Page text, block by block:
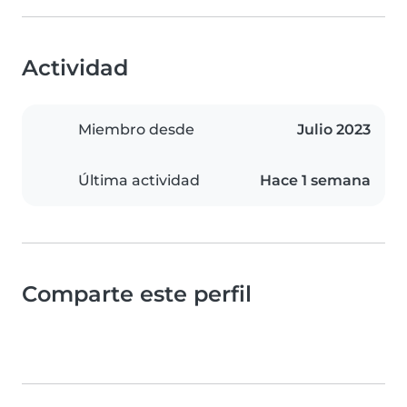
Actividad
Miembro desde Julio 2023
Última actividad Hace 1 semana
Comparte este perfil